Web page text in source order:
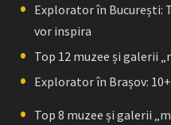
Explorator în București:
vor inspira
Top 12 muzee și galerii
Explorator în Brașov:
Top 8 muzee și galerii